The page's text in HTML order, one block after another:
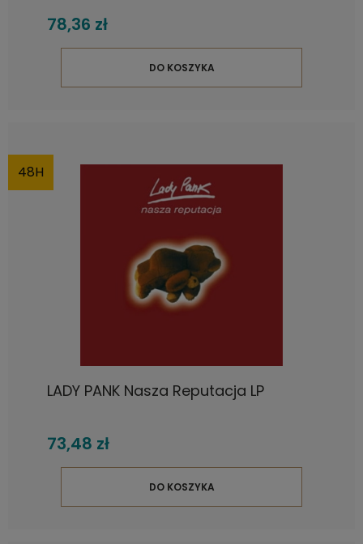
78,36 zł
DO KOSZYKA
LADY PANK Nasza Reputacja LP
73,48 zł
DO KOSZYKA
48H